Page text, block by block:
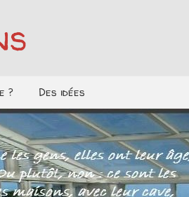
? Des idées